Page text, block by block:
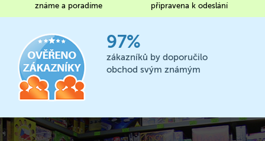
známe a poradíme
připravena k odeslání
97%
zákazníků by doporučilo
obchod svým známým